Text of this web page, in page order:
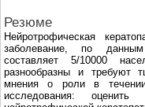
Резюме
Нейротрофическая
заболевание, по данным
составляет 5/10000
разнообразны и требуют
мнения о роли в
исследования: оценить